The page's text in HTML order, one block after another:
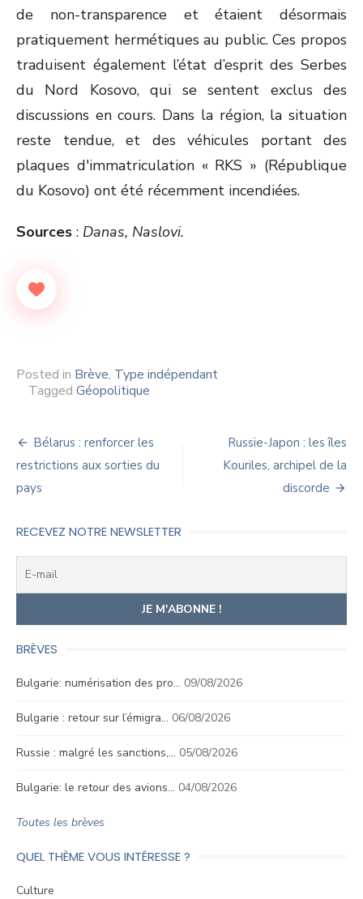
de non-transparence et étaient désormais
pratiquement hermétiques au public. Ces propos
traduisent également l’état d’esprit des Serbes
du Nord Kosovo, qui se sentent exclus des
discussions en cours. Dans la région, la situation
reste tendue, et des véhicules portant des
plaques d'immatriculation « RKS » (République
du Kosovo) ont été récemment incendiées.
Sources : Danas, Naslovi.
Posted in Brève, Type indépendant
Tagged Géopolitique
Navigation
de
l’article
Bélarus : renforcer les
restrictions aux sorties du
pays
Russie-Japon : les îles
Kouriles, archipel de la
discorde
RECEVEZ NOTRE NEWSLETTER
BRÈVES
Bulgarie: numérisation des pro… 09/08/2026
Bulgarie : retour sur l’émigra… 06/08/2026
Russie : malgré les sanctions,… 05/08/2026
Bulgarie: le retour des avions… 04/08/2026
Toutes les brèves
QUEL THÈME VOUS INTÉRESSE ?
Culture